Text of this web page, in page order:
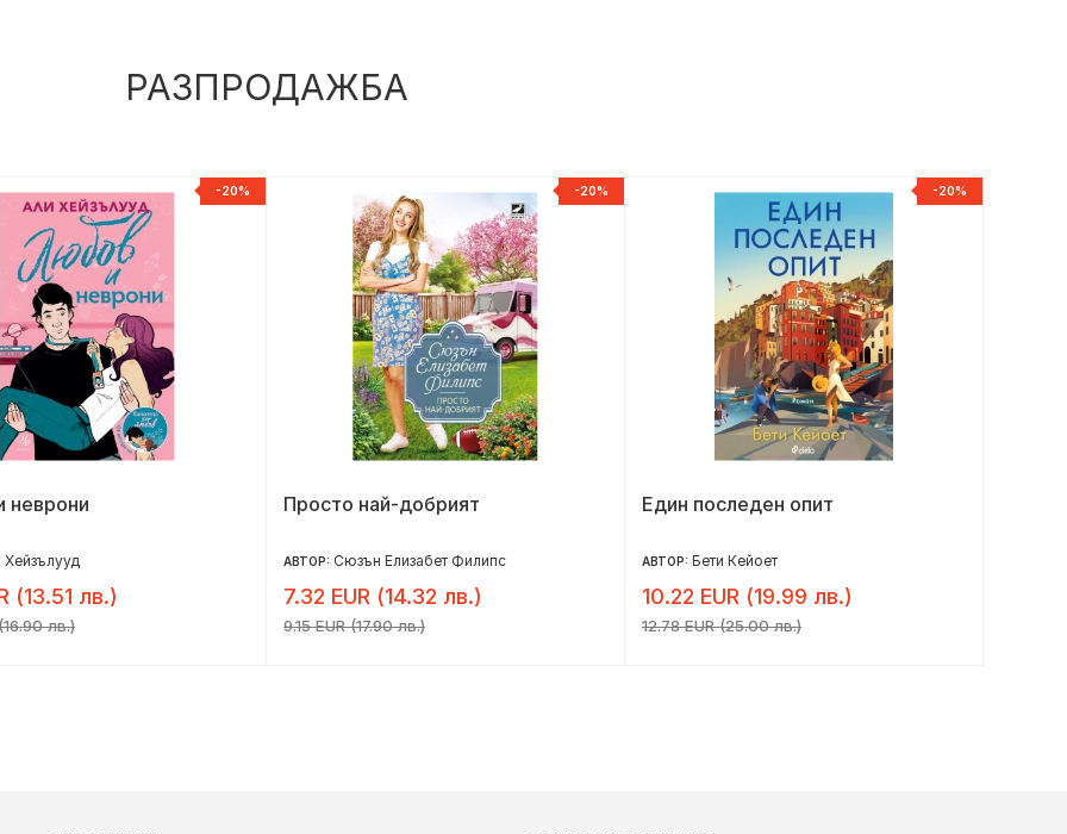
РАЗПРОДАЖБА
-20%
неврони
Хейзълууд
(13.51 лв.)
лв.)
-20%
Просто най-добрият
АВТОР: Сюзън Елизабет Филипс
7.32 EUR (14.32 лв.)
9.15 EUR (17.90 лв.)
-20%
Един последен опит
АВТОР: Бети Кейоет
10.22 EUR (19.99 лв.)
12.78 EUR (25.00 лв.)